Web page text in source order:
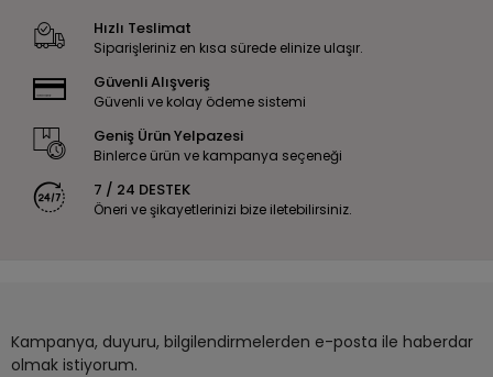
Hızlı Teslimat
Siparişleriniz en kısa sürede elinize ulaşır.
Güvenli Alışveriş
Güvenli ve kolay ödeme sistemi
Geniş Ürün Yelpazesi
Binlerce ürün ve kampanya seçeneği
7 / 24 DESTEK
Öneri ve şikayetlerinizi bize iletebilirsiniz.
Kampanya, duyuru, bilgilendirmelerden e-posta ile haberdar
olmak istiyorum.